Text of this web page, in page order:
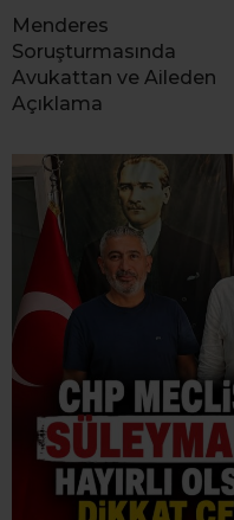
Menderes
Soruşturmasında
Avukattan ve Aileden
Açıklama